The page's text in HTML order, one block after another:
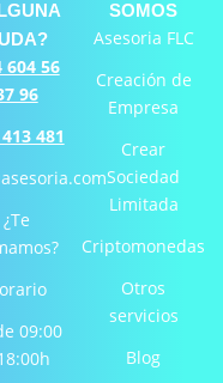
604 56
96
481
¿Te
09:00
SOMOS
Asesoria FLC
Creación de
Empresa
Crear
Sociedad
Limitada
Criptomonedas
Otros
servicios
Blog